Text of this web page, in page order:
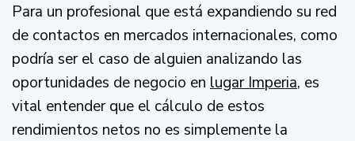
Para un profesional que está expandiendo su red
de contactos en mercados internacionales, como
podría ser el caso de alguien analizando las
oportunidades de negocio en lugar Imperia, es
vital entender que el cálculo de estos
rendimientos netos no es simplemente la